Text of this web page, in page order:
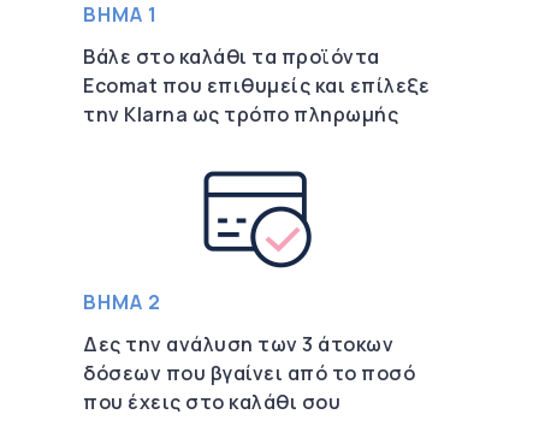
ΒΗΜΑ 1
Βάλε στο καλάθι τα προϊόντα
Ecomat που επιθυμείς και επίλεξε
την Klarna ως τρόπο πληρωμής
ΒΗΜΑ 2
Δες την ανάλυση των 3 άτοκων
δόσεων που βγαίνει από το ποσό
που έχεις στο καλάθι σου